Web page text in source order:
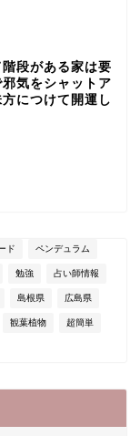
階段がある家は要
気をシャットア
につけて開運し
ド ペンデュラム
勉強 占い師情報
島根県 広島県
観葉植物 超簡単